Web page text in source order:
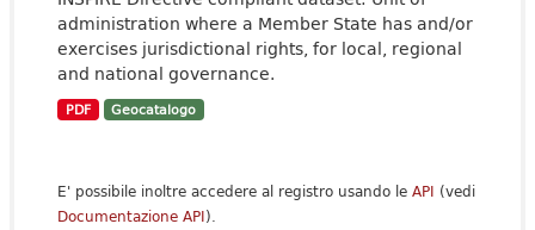
administration where a Member State has and/or
exercises jurisdictional rights, for local, regional
and national governance.
PDF Geocatalogo
E' possibile inoltre accedere al registro usando le API (vedi
Documentazione API).